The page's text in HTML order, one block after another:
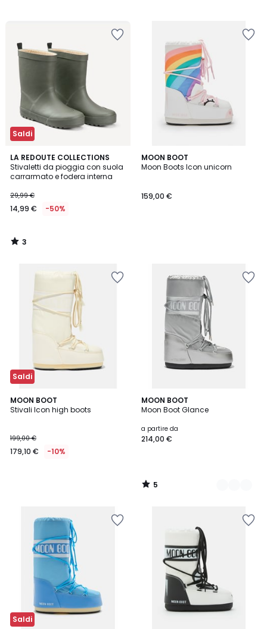
Saldi
LA REDOUTE COLLECTIONS
Stivaletti da pioggia con suola
carrarmato e fodera interna
29,99 €
14,99 € -50%
3
/
5
3
/
MOON BOOT
Moon Boots Icon unicorn
159,00 €
Saldi
MOON BOOT
Stivali Icon high boots
199,00 €
179,10 € -10%
MOON BOOT
Moon Boot Glance
a partire da
214,00 €
5
/
2
Colori
5
/
Saldi